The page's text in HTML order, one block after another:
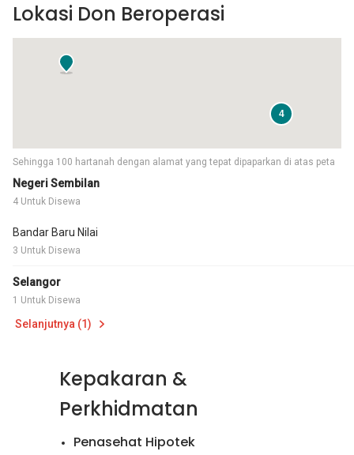
Negeri Sembilan
4 Untuk Disewa
Bandar Baru Nilai
3 Untuk Disewa
Selangor
1 Untuk Disewa
Selanjutnya (1)
Sehingga 100 hartanah dengan alamat yang tepat dipaparkan di atas peta
4
Lokasi Don Beroperasi
Kepakaran &
Perkhidmatan
Penasehat Hipotek